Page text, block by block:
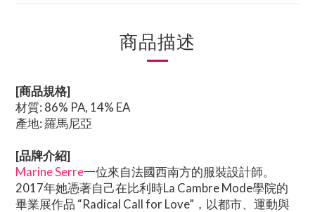
商品描述
[商品規格]
材質: 86% PA, 14% EA
產地: 羅馬尼亞
[品牌介紹]
Marine Serre一位來自法國西南方的服裝設計師。
2017年她憑著自己在比利時La Cambre Mode學院的
畢業展作品 “Radical Call for Love”，以都市、運動與